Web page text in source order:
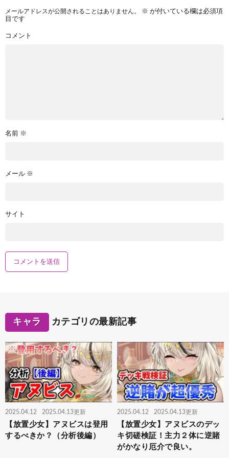
メールアドレスが公開されることはありません。 ※ が付いている欄は必須項
目です
コメント
名前 ※
メール ※
サイト
キャラ カテゴリの最新記事
2025.04.12 2025.04.13更新
【放置少女】アヌビスは登用
するべきか？（分析後編）
2025.04.12 2025.04.13更新
【放置少女】アヌビスのデッ
キ切磋検証！主力２体に逆賭
がかなり厄介で良い。